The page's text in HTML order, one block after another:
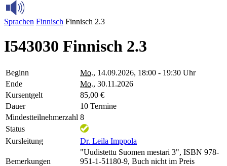
Sprachen Finnisch Finnisch 2.3
I543030 Finnisch 2.3
Beginn Mo., 14.09.2026, 18:00 - 19:30 Uhr
Ende
Mo., 30.11.2026
Kursentgelt
85,00 €
Dauer
10 Termine
Mindestteilnehmerzahl 8
Status
Kursleitung
Dr. Leila Imppola
Bemerkungen
"Uudistettu Suomen mestari 3", ISBN 978-
951-1-51180-9, Buch nicht im Preis